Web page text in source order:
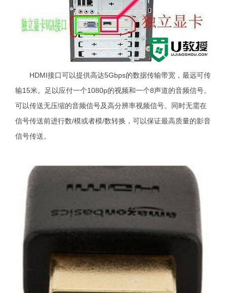
HDMI接口可以提供高达5Gbps的数据传输带宽，最远可传
输15米。足以应付一个1080p的视频和一个8声道的音频信号。
可以传送无压缩的音频信号及高分辨率视频信号。同时无需在
信号传送前进行数/模或者模/数转换，可以保证最高质量的影音
信号传送。